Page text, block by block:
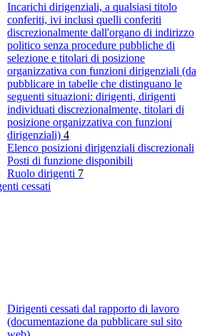
Incarichi dirigenziali, a qualsiasi titolo
conferiti, ivi inclusi quelli conferiti
discrezionalmente dall'organo di indirizzo
politico senza procedure pubbliche di
selezione e titolari di posizione
organizzativa con funzioni dirigenziali (da
pubblicare in tabelle che distinguano le
seguenti situazioni: dirigenti, dirigenti
individuati discrezionalmente, titolari di
posizione organizzativa con funzioni
dirigenziali) 4
Elenco posizioni dirigenziali discrezionali
Posti di funzione disponibili
Ruolo dirigenti 7
cessati
Dirigenti cessati dal rapporto di lavoro
(documentazione da pubblicare sul sito